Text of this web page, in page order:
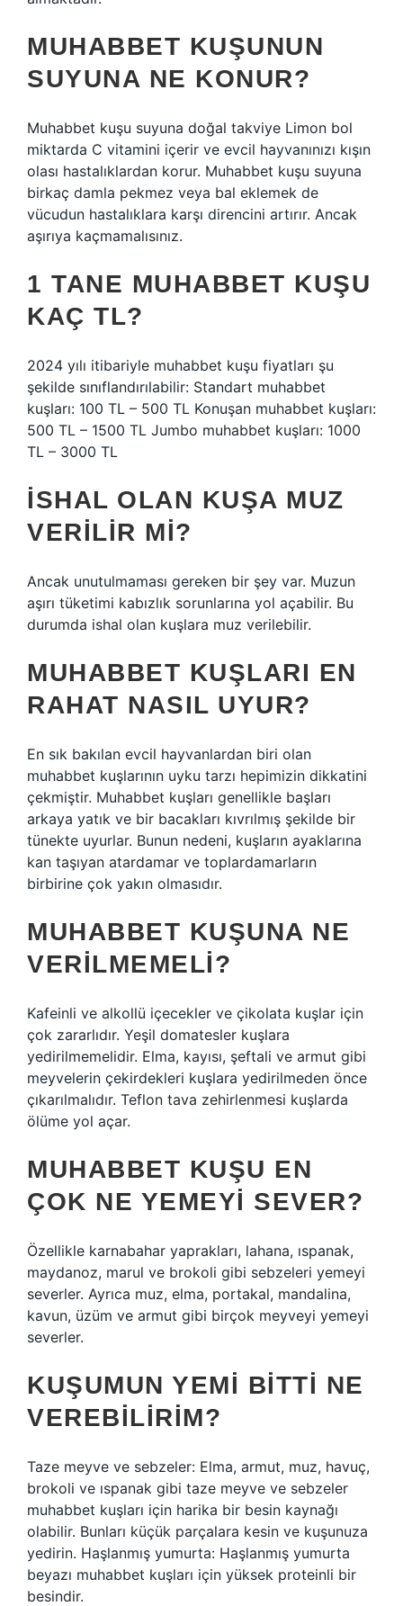
MUHABBET KUŞUNUN
SUYUNA NE KONUR?
Muhabbet kuşu suyuna doğal takviye Limon bol
miktarda C vitamini içerir ve evcil hayvanınızı kışın
olası hastalıklardan korur. Muhabbet kuşu suyuna
birkaç damla pekmez veya bal eklemek de
vücudun hastalıklara karşı direncini artırır. Ancak
aşırıya kaçmamalısınız.
1 TANE MUHABBET KUŞU
KAÇ TL?
2024 yılı itibariyle muhabbet kuşu fiyatları şu
şekilde sınıflandırılabilir: Standart muhabbet
kuşları: 100 TL – 500 TL Konuşan muhabbet kuşları:
500 TL – 1500 TL Jumbo muhabbet kuşları: 1000
TL – 3000 TL
İSHAL OLAN KUŞA MUZ
VERILIR MI?
Ancak unutulmaması gereken bir şey var. Muzun
aşırı tüketimi kabızlık sorunlarına yol açabilir. Bu
durumda ishal olan kuşlara muz verilebilir.
MUHABBET KUŞLARI EN
RAHAT NASIL UYUR?
En sık bakılan evcil hayvanlardan biri olan
muhabbet kuşlarının uyku tarzı hepimizin dikkatini
çekmiştir. Muhabbet kuşları genellikle başları
arkaya yatık ve bir bacakları kıvrılmış şekilde bir
tünekte uyurlar. Bunun nedeni, kuşların ayaklarına
kan taşıyan atardamar ve toplardamarların
birbirine çok yakın olmasıdır.
MUHABBET KUŞUNA NE
VERILMEMELI?
Kafeinli ve alkollü içecekler ve çikolata kuşlar için
çok zararlıdır. Yeşil domatesler kuşlara
yedirilmemelidir. Elma, kayısı, şeftali ve armut gibi
meyvelerin çekirdekleri kuşlara yedirilmeden önce
çıkarılmalıdır. Teflon tava zehirlenmesi kuşlarda
ölüme yol açar.
MUHABBET KUŞU EN
ÇOK NE YEMEYI SEVER?
Özellikle karnabahar yaprakları, lahana, ıspanak,
maydanoz, marul ve brokoli gibi sebzeleri yemeyi
severler. Ayrıca muz, elma, portakal, mandalina,
kavun, üzüm ve armut gibi birçok meyveyi yemeyi
severler.
KUŞUMUN YEMI BITTI NE
VEREBILIRIM?
Taze meyve ve sebzeler: Elma, armut, muz, havuç,
brokoli ve ıspanak gibi taze meyve ve sebzeler
muhabbet kuşları için harika bir besin kaynağı
olabilir. Bunları küçük parçalara kesin ve kuşunuza
yedirin. Haşlanmış yumurta: Haşlanmış yumurta
beyazı muhabbet kuşları için yüksek proteinli bir
besindir.